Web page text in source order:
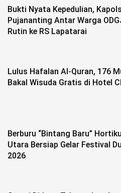
©
Right
Reserved
Bukti Nyata Kepedulian,
Pujananting Antar Warga
Rutin ke RS Lapatarai
Lulus Hafalan Al-Quran, 176
Bakal Wisuda Gratis di Hotel
Berburu “Bintang Baru”
Utara Bersiap Gelar Festival
2026